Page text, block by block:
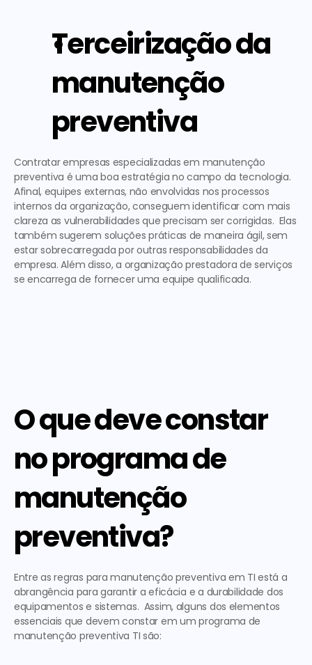
Terceirização da
manutenção
preventiva
Contratar empresas especializadas em manutenção
preventiva é uma boa estratégia no campo da tecnologia.
Afinal, equipes externas, não envolvidas nos processos
internos da organização, conseguem identificar com mais
clareza as vulnerabilidades que precisam ser corrigidas.  Elas
também sugerem soluções práticas de maneira ágil, sem
estar sobrecarregada por outras responsabilidades da
empresa. Além disso, a organização prestadora de serviços
se encarrega de fornecer uma equipe qualificada.
O que deve constar
no programa de
manutenção
preventiva?
Entre as regras para manutenção preventiva em TI está a
abrangência para garantir a eficácia e a durabilidade dos
equipamentos e sistemas.  Assim, alguns dos elementos
manutenção preventiva TI são: